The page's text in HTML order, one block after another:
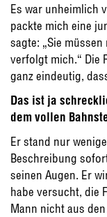
Es war unheimlich
packte mich eine
sagte: „Sie
verfolgt mich.“ Die
ganz eindeutig,
Das ist ja
dem vollen
Er stand nur
Beschreibung
seinen Augen. Er
habe versucht, die
Mann nicht aus